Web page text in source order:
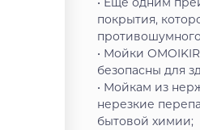
покрытия,
• Мойки
безопасны для
• Мойкам из
нерезкие
бытовой химии;